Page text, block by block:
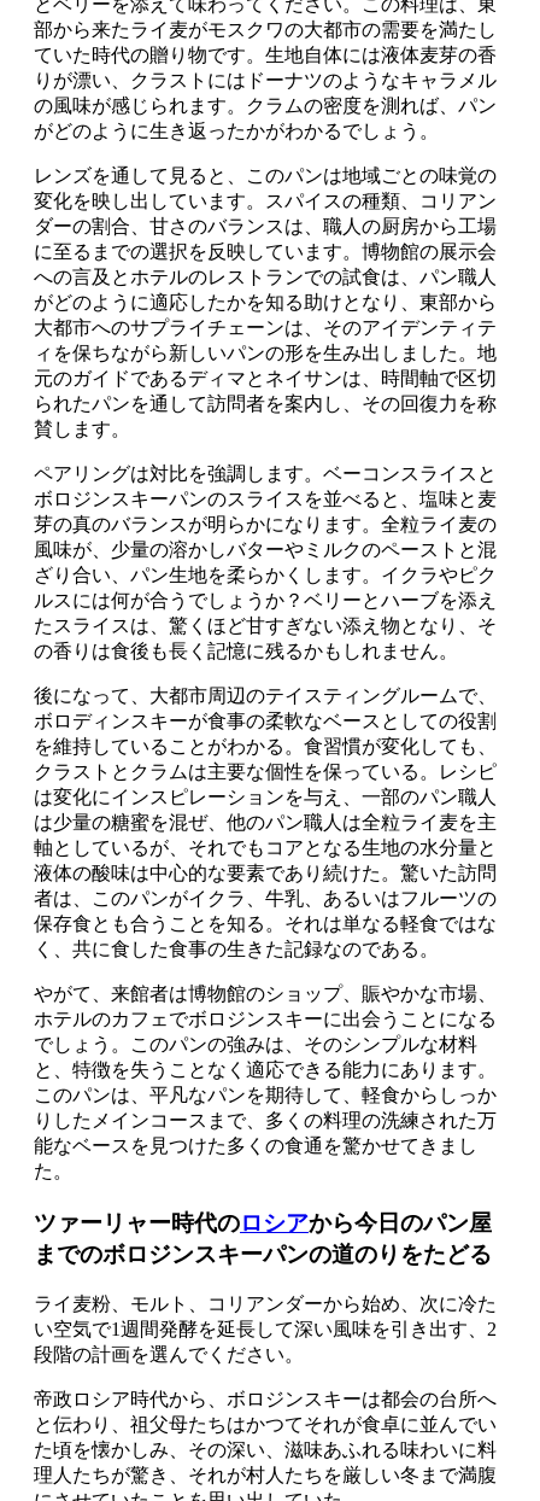
部から来たライ麦がモスクワの大都市の需要を満たし
ていた時代の贈り物です。生地自体には液体麦芽の香
りが漂い、クラストにはドーナツのようなキャラメル
の風味が感じられます。クラムの密度を測れば、パン
がどのように生き返ったかがわかるでしょう。
レンズを通して見ると、このパンは地域ごとの味覚の
変化を映し出しています。スパイスの種類、コリアン
ダーの割合、甘さのバランスは、職人の厨房から工場
に至るまでの選択を反映しています。博物館の展示会
への言及とホテルのレストランでの試食は、パン職人
がどのように適応したかを知る助けとなり、東部から
大都市へのサプライチェーンは、そのアイデンティテ
ィを保ちながら新しいパンの形を生み出しました。地
元のガイドであるディマとネイサンは、時間軸で区切
られたパンを通して訪問者を案内し、その回復力を称
賛します。
ペアリングは対比を強調します。ベーコンスライスと
ボロジンスキーパンのスライスを並べると、塩味と麦
芽の真のバランスが明らかになります。全粒ライ麦の
風味が、少量の溶かしバターやミルクのペーストと混
ざり合い、パン生地を柔らかくします。イクラやピク
ルスには何が合うでしょうか？ベリーとハーブを添え
たスライスは、驚くほど甘すぎない添え物となり、そ
の香りは食後も長く記憶に残るかもしれません。
後になって、大都市周辺のテイスティングルームで、
ボロディンスキーが食事の柔軟なベースとしての役割
を維持していることがわかる。食習慣が変化しても、
クラストとクラムは主要な個性を保っている。レシピ
は変化にインスピレーションを与え、一部のパン職人
は少量の糖蜜を混ぜ、他のパン職人は全粒ライ麦を主
軸としているが、それでもコアとなる生地の水分量と
液体の酸味は中心的な要素であり続けた。驚いた訪問
者は、このパンがイクラ、牛乳、あるいはフルーツの
保存食とも合うことを知る。それは単なる軽食ではな
く、共に食した食事の生きた記録なのである。
やがて、来館者は博物館のショップ、賑やかな市場、
ホテルのカフェでボロジンスキーに出会うことになる
でしょう。このパンの強みは、そのシンプルな材料
と、特徴を失うことなく適応できる能力にあります。
このパンは、平凡なパンを期待して、軽食からしっか
りしたメインコースまで、多くの料理の洗練された万
能なベースを見つけた多くの食通を驚かせてきまし
た。
ツァーリャー時代のロシアから今日のパン屋
までのボロジンスキーパンの道のりをたどる
ライ麦粉、モルト、コリアンダーから始め、次に冷た
い空気で1週間発酵を延長して深い風味を引き出す、2
段階の計画を選んでください。
帝政ロシア時代から、ボロジンスキーは都会の台所へ
と伝わり、祖父母たちはかつてそれが食卓に並んでい
た頃を懐かしみ、その深い、滋味あふれる味わいに料
理人たちが驚き、それが村人たちを厳しい冬まで満腹